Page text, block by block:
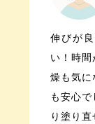
伸びが
い！時
燥も気に
も安心
り塗り